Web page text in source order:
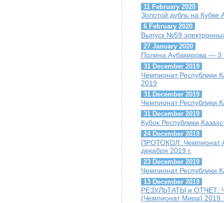
11 February 2020
Золотой дубль на
6 February 2020
Выпуск №59
27 January 2020
Полина Аубакирова — 3
31 December 2019
Чемпионат Республики
2019
31 December 2019
Чемпионат Республики
31 December 2019
Кубок Республики
24 December 2019
ПРОТОКОЛ: Чемпионат
декабря 2019 г.
23 December 2019
Чемпионат Республики
13 December 2019
РЕЗУЛЬТАТЫ и ОТЧЕТ:
(Чемпионат Мира) 2019.